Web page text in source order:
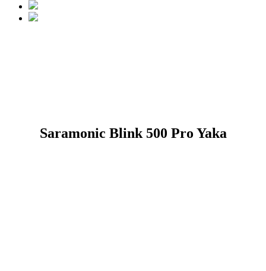
Saramonic Blink 500 Pro Yaka